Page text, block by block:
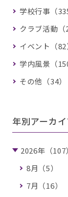
学校行事（
クラブ活動（
イベント（82
学内風景（
その他（34）
年別アーカ
2026年（107）
8月（5）
7月（16）